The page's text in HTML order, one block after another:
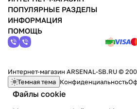
Файлы cookie
ПОПУЛЯРНЫЕ РАЗДЕЛЫ
ИНФОРМАЦИЯ
ПОМОЩЬ
Интернет-магазин ARSENAL-SB.RU ©
Темная тема Конфиденциальность